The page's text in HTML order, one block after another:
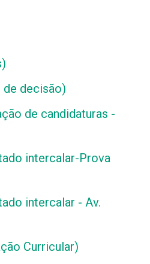
de decisão)
de candidaturas -
intercalar-Prova
intercalar - Av.
Curricular)